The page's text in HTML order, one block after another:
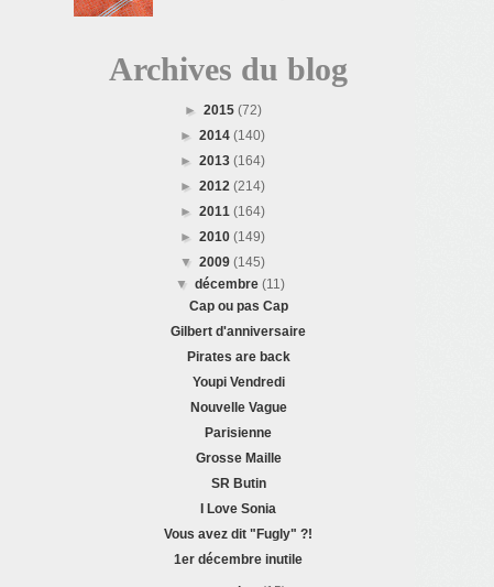
Archives du blog
► 2015 (72)
► 2014 (140)
► 2013 (164)
► 2012 (214)
► 2011 (164)
► 2010 (149)
▼ 2009 (145)
▼décembre(11)
Cap ou pas Cap
Gilbert d'anniversaire
Pirates are back
Youpi Vendredi
Nouvelle Vague
Parisienne
Grosse Maille
SR Butin
I Love Sonia
Vous avez dit "Fugly" ?!
1er décembre inutile